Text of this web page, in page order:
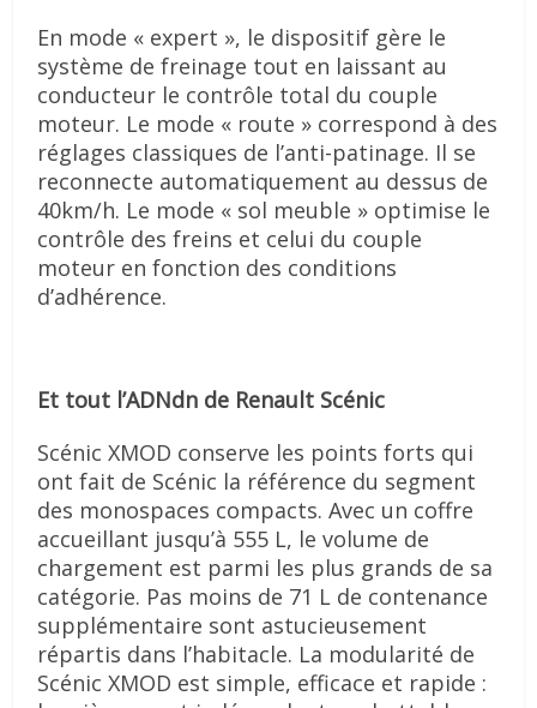
En mode « expert », le dispositif gère le
système de freinage tout en laissant au
conducteur le contrôle total du couple
moteur. Le mode « route » correspond à des
réglages classiques de l’anti-patinage. Il se
reconnecte automatiquement au dessus de
40km/h. Le mode « sol meuble » optimise le
contrôle des freins et celui du couple
moteur en fonction des conditions
d’adhérence.
Et tout l’ADNdn de Renault Scénic
Scénic XMOD conserve les points forts qui
ont fait de Scénic la référence du segment
des monospaces compacts. Avec un coffre
accueillant jusqu’à 555 L, le volume de
chargement est parmi les plus grands de sa
catégorie. Pas moins de 71 L de contenance
supplémentaire sont astucieusement
répartis dans l’habitacle. La modularité de
Scénic XMOD est simple, efficace et rapide :